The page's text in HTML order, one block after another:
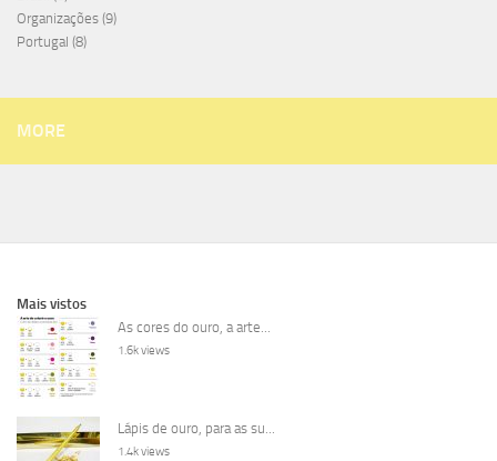
Organizações (9)
Portugal (8)
MORE
Mais vistos
As cores do ouro, a arte...
1.6k views
Lápis de ouro, para as su...
1.4k views